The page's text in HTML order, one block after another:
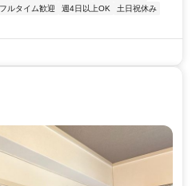
フルタイム歓迎 週4日以上OK
土日祝休み